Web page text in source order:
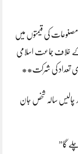
کی قیمتوں میں
خلاف جماعت اسلامی
بڑی تعداد کی شرکت**
چالیس سالہ شخص جان
گا”